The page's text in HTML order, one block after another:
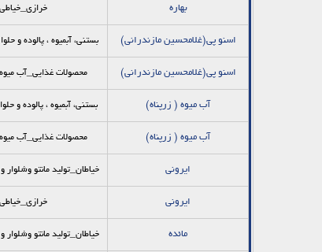
بهاره خرازی_خیاطی
اسنو پي(غلامحسين مازندراني) بستنی، آبمیوه ، پالوده و
اسنو پي(غلامحسين مازندراني) محصولات غذایی_آب
آب میوه ( زرپناه) بستنی، آبمیوه ، پالوده و
آب میوه ( زرپناه) محصولات غذایی_آب
ايرونی خیاطان_توليد مانتو
ايرونی خرازی_خیاطی
مائده خیاطان_توليد مانتو